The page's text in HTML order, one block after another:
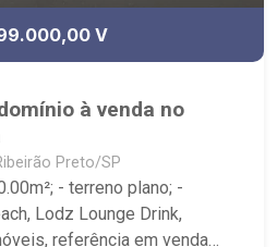
V
à venda no
Preto/SP
- terreno plano; -
referência em venda,